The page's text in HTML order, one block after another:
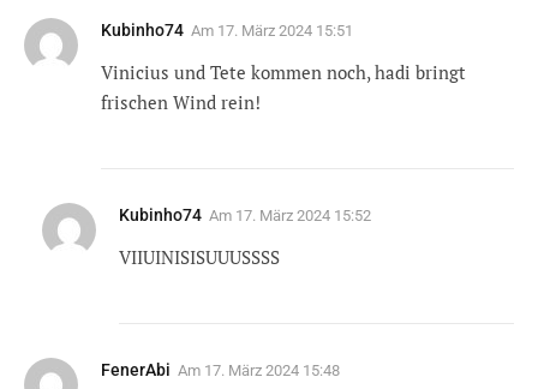
Kubinho74 Am 17. März 2024 15:51
Vinicius und Tete kommen noch, hadi bringt
frischen Wind rein!
Kubinho74 Am 17. März 2024 15:52
VIIUINISISUUUSSSS
FenerAbi Am 17. März 2024 15:48